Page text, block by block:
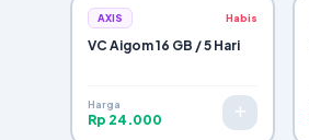
AXIS Habis
VC Aigom 16 GB / 5 Hari
Harga
Rp 24.000